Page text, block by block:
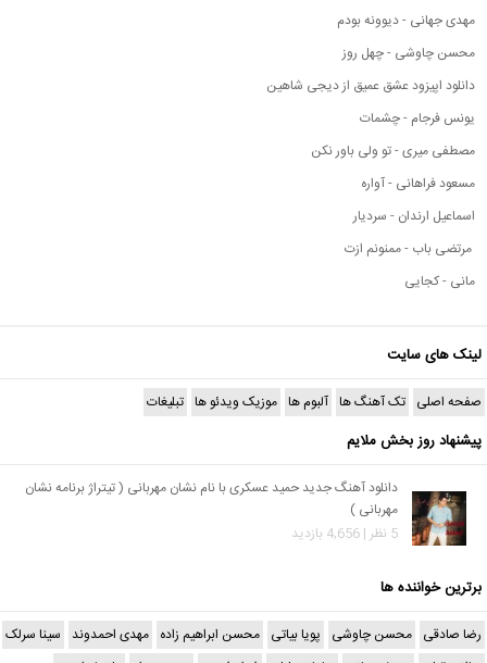
مهدی جهانی - دیوونه بودم
محسن چاوشی - چهل روز
دانلود اپیزود عشق عمیق از دیجی شاهین
یونس فرجام - چشمات
مصطفی میری - تو ولی باور نکن
مسعود فراهانی - آواره
اسماعیل ارندان - سردیار
مرتضی باب - ممنونم ازت
مانی - کجایی
لینک های سایت
صفحه اصلی تک آهنگ ها آلبوم ها موزیک ویدئو ها تبلیغات
پیشنهاد روز بخش ملایم
دانلود آهنگ جدید حمید عسکری با نام نشان مهربانی ( تیتراژ برنامه نشان
مهربانی )
5 نظر | 4,656 بازدید
برترین خواننده ها
رضا صادقی محسن چاوشی پویا بیاتی محسن ابراهیم زاده مهدی احمدوند سینا سرلک